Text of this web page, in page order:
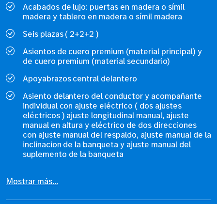
Acabados de lujo: puertas en madera o símil
madera y tablero en madera o símil madera
Seis plazas ( 2+2+2 )
Asientos de cuero premium (material principal) y
de cuero premium (material secundario)
Apoyabrazos central delantero
Asiento delantero del conductor y acompañante
individual con ajuste eléctrico ( dos ajustes
eléctricos ) ajuste longitudinal manual, ajuste
manual en altura y eléctrico de dos direcciones
con ajuste manual del respaldo, ajuste manual de la
inclinacion de la banqueta y ajuste manual del
suplemento de la banqueta
Mostrar más...